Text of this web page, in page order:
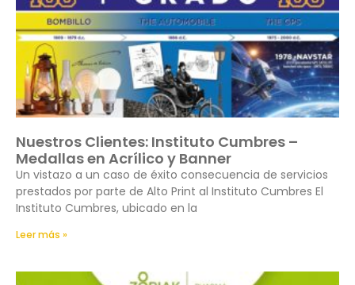
Nuestros Clientes: Instituto Cumbres –
Medallas en Acrílico y Banner
Un vistazo a un caso de éxito consecuencia de servicios
prestados por parte de Alto Print al Instituto Cumbres El
Instituto Cumbres, ubicado en la
Leer más »